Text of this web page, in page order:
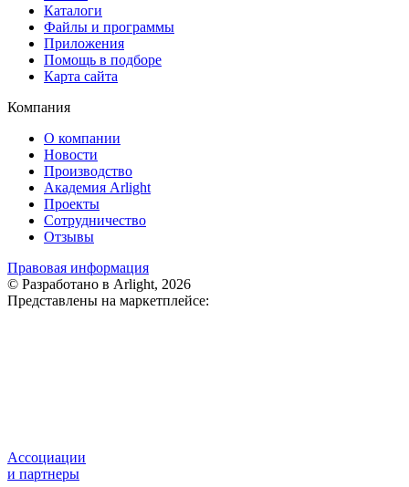
Каталоги
Файлы и программы
Приложения
Помощь в подборе
Карта сайта
Компания
О компании
Новости
Производство
Академия Arlight
Проекты
Сотрудничество
Отзывы
Правовая информация
© Разработано в Arlight, 2026
Представлены на маркетплейсе:
Ассоциации
и партнеры